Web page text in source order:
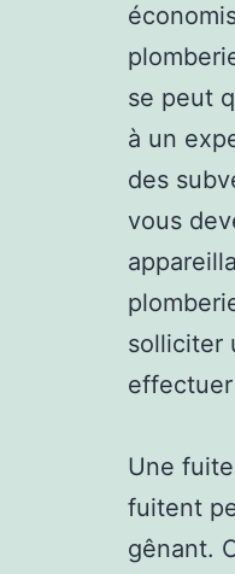
se peut
à un
des
vous
solliciter
Une
fuitent
gênant.